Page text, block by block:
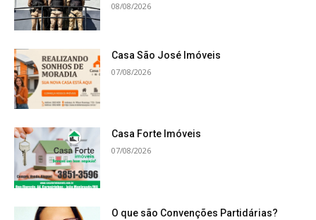
08/08/2026
Casa São José Imóveis
07/08/2026
Casa Forte Imóveis
07/08/2026
O que são Convenções Partidárias?